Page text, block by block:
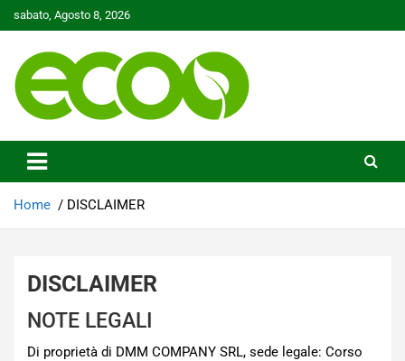
to
sabato, Agosto 8, 2026
Ecoo.it
Home DISCLAIMER
DISCLAIMER
NOTE LEGALI
Di proprietà di DMM COMPANY SRL, sede legale: Corso